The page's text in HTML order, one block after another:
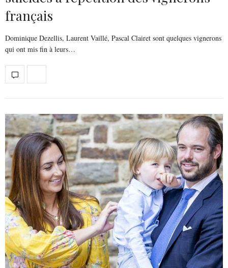
français
Dominique Dezellis, Laurent Vaillé, Pascal Clairet sont quelques vignerons
qui ont mis fin à leurs…